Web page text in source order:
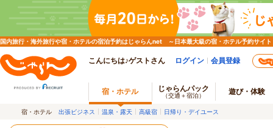
国内旅行・海外旅行や宿・ホテルの宿泊予約はじゃらんnet ～日本最大級の宿・ホテル予約サイト
こんにちは♪ゲストさん ログイン 会員登録
宿・ホテル じゃらんパック
（交通＋宿泊） 遊び・体験
宿・ホテル 出張ビジネス 温泉・露天 高級宿 日帰り・デイユース